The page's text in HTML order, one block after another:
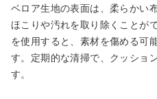
ベロア生地の表面は、柔らかい
ほこりや汚れを取り除くことが
を使用すると、素材を傷める可
す。定期的な清掃で、クッショ
す。